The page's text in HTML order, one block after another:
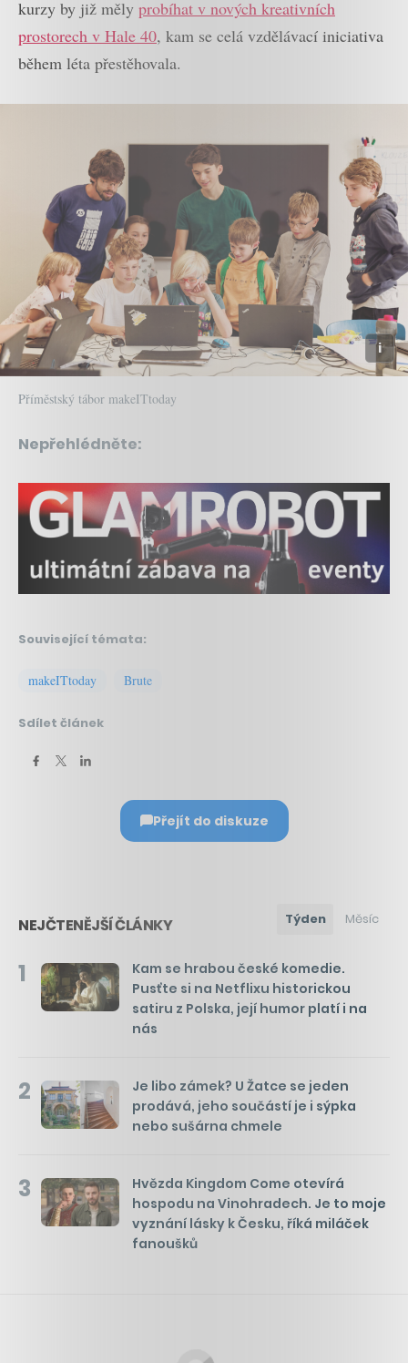
kurzy by již měly probíhat v nových kreativních
prostorech v Hale 40, kam se celá vzdělávací iniciativa
během léta přestěhovala.
Příměstský tábor makeITtoday
Nepřehlédněte:
Související témata:
makeITtoday Brute
Sdílet článek
Přejít do diskuze
NEJČTENĚJŠÍ ČLÁNKY Týden Měsíc
1
Kam se hrabou české komedie.
Pusťte si na Netflixu historickou
satiru z Polska, její humor platí i na
nás
2
Je libo zámek? U Žatce se jeden
prodává, jeho součástí je i sýpka
nebo sušárna chmele
3
Hvězda Kingdom Come otevírá
hospodu na Vinohradech. Je to moje
vyznání lásky k Česku, říká miláček
fanoušků